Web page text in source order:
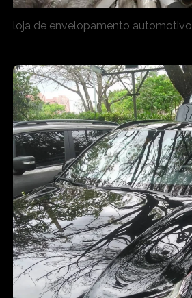
loja de envelopamento automotivo